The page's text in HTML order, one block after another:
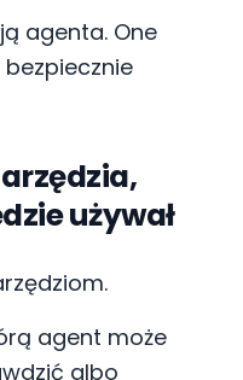
agenta. One
używał
agent może
albo